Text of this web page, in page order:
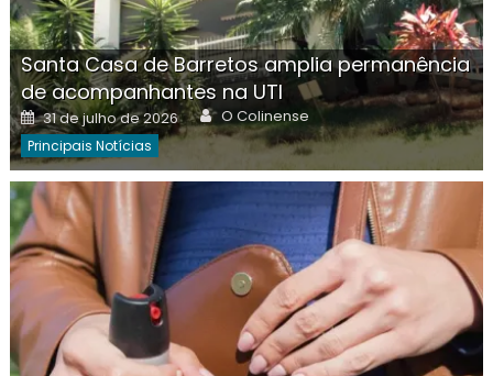
Santa Casa de Barretos amplia permanência
de acompanhantes na UTI
Posted
on
31 de julho de 2026 Author
O Colinense
Principais Notícias